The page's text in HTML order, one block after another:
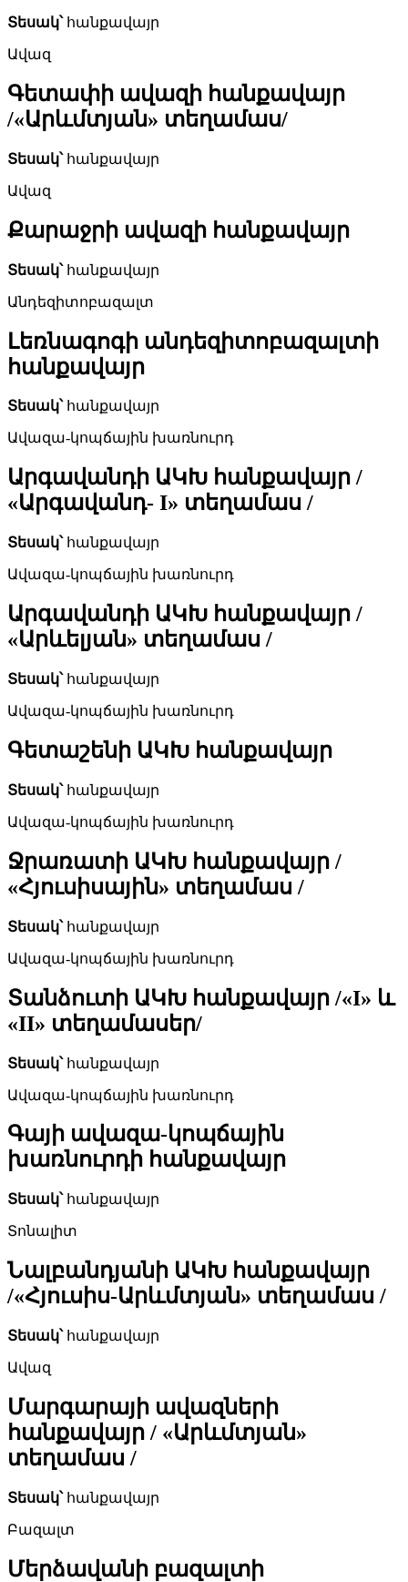
Տեսակ՝հանքավայր
Ավազ
Գետափի ավազի հանքավայր
/«Արևմտյան» տեղամաս/
Տեսակ՝հանքավայր
Ավազ
Քարաջրի ավազի հանքավայր
Տեսակ՝հանքավայր
Անդեզիտոբազալտ
Լեռնագոգի անդեզիտոբազալտի
հանքավայր
Տեսակ՝հանքավայր
Ավազա-կոպճային խառնուրդ
Արգավանդի ԱԿԽ հանքավայր /
«Արգավանդ- I» տեղամաս /
Տեսակ՝հանքավայր
Ավազա-կոպճային խառնուրդ
Արգավանդի ԱԿԽ հանքավայր /
«Արևելյան» տեղամաս /
Տեսակ՝հանքավայր
Ավազա-կոպճային խառնուրդ
Գետաշենի ԱԿԽ հանքավայր
Տեսակ՝հանքավայր
Ավազա-կոպճային խառնուրդ
Ջրառատի ԱԿԽ հանքավայր /
«Հյուսիսային» տեղամաս /
Տեսակ՝հանքավայր
Ավազա-կոպճային խառնուրդ
Տանձուտի ԱԿԽ հանքավայր /«I» և
«II» տեղամասեր/
Տեսակ՝հանքավայր
Ավազա-կոպճային խառնուրդ
Գայի ավազա-կոպճային
խառնուրդի հանքավայր
Տեսակ՝հանքավայր
Տոնալիտ
Նալբանդյանի ԱԿԽ հանքավայր
/«Հյուսիս-Արևմտյան» տեղամաս /
Տեսակ՝հանքավայր
Ավազ
Մարգարայի ավազների
հանքավայր / «Արևմտյան»
տեղամաս /
Տեսակ՝հանքավայր
Բազալտ
Մերձավանի բազալտի